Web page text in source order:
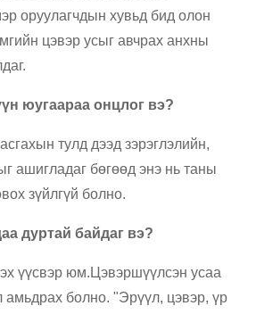
оруулагчдын хувьд бид олон
цэвэр усыг авчрах анхны
юугаараа онцлог вэ?
тулд дээд зэрэглэлийн,
ашигладаг бөгөөд энэ нь таны
зүйлгүй болно.
дуртай байдаг вэ?
үүсвэр юм.Цэвэршүүлсэн усаа
амьдрах болно. "Эрүүл, цэвэр, үр